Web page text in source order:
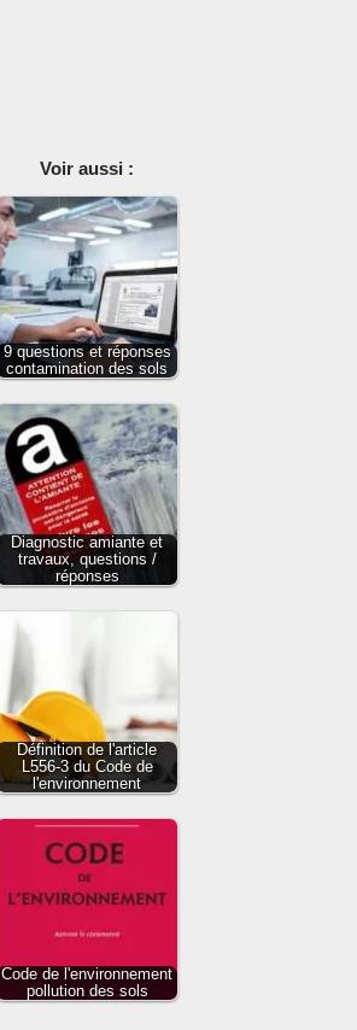
Voir aussi :
9 questions et réponses
contamination des sols
Diagnostic amiante et
travaux, questions /
réponses
Définition de l'article
L556-3 du Code de
l'environnement
Code de l'environnement
pollution des sols